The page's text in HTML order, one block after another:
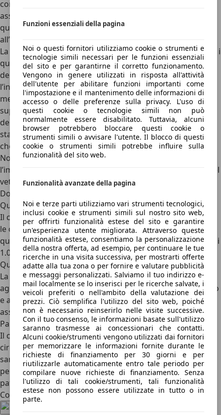
Funzioni essenziali della pagina
Noi o questi fornitori utilizziamo cookie o strumenti e
tecnologie simili necessari per le funzioni essenziali
del sito e per garantirne il corretto funzionamento.
Vengono in genere utilizzati in risposta all'attività
dell'utente per abilitare funzioni importanti come
l'impostazione e il mantenimento delle informazioni di
accesso o delle preferenze sulla privacy. L'uso di
questi cookie o tecnologie simili non può
normalmente essere disabilitato. Tuttavia, alcuni
browser potrebbero bloccare questi cookie o
strumenti simili o avvisare l'utente. Il blocco di questi
cookie o strumenti simili potrebbe influire sulla
funzionalità del sito web.
Funzionalità avanzate della pagina
Noi e terze parti utilizziamo vari strumenti tecnologici,
inclusi cookie e strumenti simili sul nostro sito web,
per offrirti funzionalità estese del sito e garantire
un'esperienza utente migliorata. Attraverso queste
funzionalità estese, consentiamo la personalizzazione
della nostra offerta, ad esempio, per continuare le tue
ricerche in una visita successiva, per mostrarti offerte
adatte alla tua zona o per fornire e valutare pubblicità
e messaggi personalizzati. Salviamo il tuo indirizzo e-
mail localmente se lo inserisci per le ricerche salvate, i
veicoli preferiti o nell'ambito della valutazione dei
prezzi. Ciò semplifica l'utilizzo del sito web, poiché
non è necessario reinserirlo nelle visite successive.
Con il tuo consenso, le informazioni basate sull'utilizzo
saranno trasmesse ai concessionari che contatti.
Alcuni cookie/strumenti vengono utilizzati dai fornitori
per memorizzare le informazioni fornite durante le
richieste di finanziamento per 30 giorni e per
riutilizzarle automaticamente entro tale periodo per
compilare nuove richieste di finanziamento. Senza
l'utilizzo di tali cookie/strumenti, tali funzionalità
estese non possono essere utilizzate in tutto o in
parte.
conoscenza di determinate procedure, per cui è
assolutamente sconsigliato provvedere in autonomia, in
quanto si potrebbe essere esposti al rischio di infortuni e
all’eventualità di danneggiare il pezzo di ricambio.
La sostituzione del parabrezza comporta costi importanti, i
quali variano a seconda della marca e del modello
dell’automobile, oltre alla celerità con cui è richiesto
l’intervento. Le cifre minime si attestano a circa350 euro
mentre per quanto riguarda le massime, è possibile
superare persino i1.000 euro. Per sostituire il parabrezza
dell’auto si raccomanda di utilizzare cristalli conformi agli
standard imposti dalla casa dell’auto, così da assicurarsi
che rispettino i requisiti costruttivi attualmente in vigore.
Non è obbligatorio acquistare il parabrezza originale,
l’importante è che presenti le medesime caratteristiche del
vetro equipaggiato di serie dal proprio veicolo.
Domande e risposte
Quanto costa cambiare il parabrezza della macchina?
Il costo per la sostituzione del parabrezza è piuttosto alto:
le cifre minime si attestano a circa 350 euro, mentre per
quanto riguarda le massime, è possibile superare persino i
1.000 euro.
Quanto costa la riparazione del parabrezza?
La riparazione del parabrezza comporta dei costi che si
aggirano tra i 60 e i 90 Euro, in base al tipo di danno subito
e al tempo necessario per l’intervento. Tramite le polizze
assicurative questo costo può essere eliminato del tutto.
Parabrezza scheggiato, rischio una multa?
Il conducente che viene sorpreso dalle forze dell’ordine a
circolare con i cristalli non integri è soggetto a una
sanzione amministrativa che va dagli 84 ai 335 euro e alla
pena accessoria della decurtazione di due punti dalla
patente.
Condividi l'articolo